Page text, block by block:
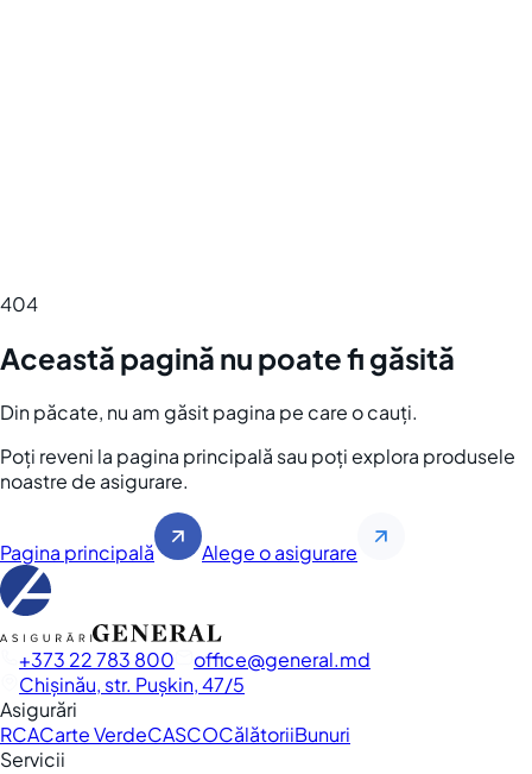
404
Această pagină nu poate fi găsită
Din păcate, nu am găsit pagina pe care o cauți.
Poți reveni la pagina principală sau poți explora produsele
noastre de asigurare.
Pagina principală Alege o asigurare
+373 22 783 800 office
general.md
Chișinău, str. Pușkin, 47/5
Asigurări
RCACarte VerdeCASCOCălătoriiBunuri
Servicii